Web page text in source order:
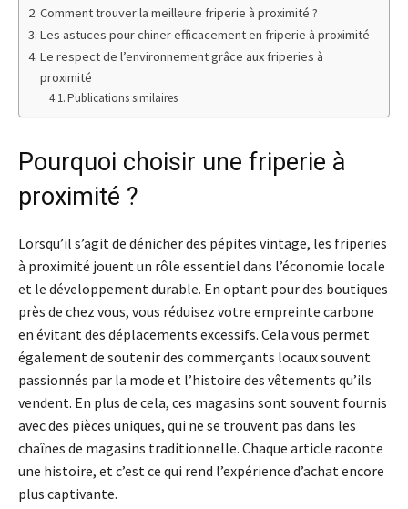
Comment trouver la meilleure friperie à proximité ?
Les astuces pour chiner efficacement en friperie à proximité
Le respect de l’environnement grâce aux friperies à
proximité
Publications similaires
Pourquoi choisir une friperie à
proximité ?
Lorsqu’il s’agit de dénicher des pépites vintage, les friperies
à proximité jouent un rôle essentiel dans l’économie locale
et le développement durable. En optant pour des boutiques
près de chez vous, vous réduisez votre empreinte carbone
en évitant des déplacements excessifs. Cela vous permet
également de soutenir des commerçants locaux souvent
passionnés par la mode et l’histoire des vêtements qu’ils
vendent. En plus de cela, ces magasins sont souvent fournis
avec des pièces uniques, qui ne se trouvent pas dans les
chaînes de magasins traditionnelle. Chaque article raconte
une histoire, et c’est ce qui rend l’expérience d’achat encore
plus captivante.